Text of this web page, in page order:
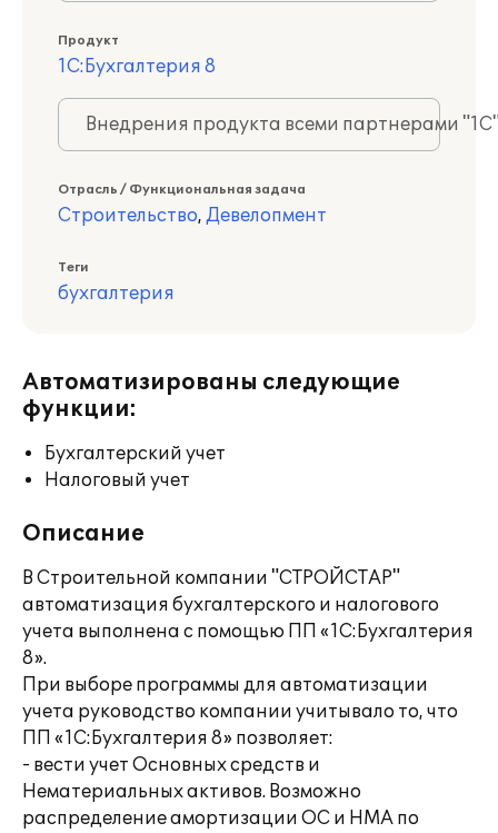
Продукт
1С:Бухгалтерия 8
Внедрения продукта всеми партнерами
Отрасль / Функциональная задача
Строительство, Девелопмент
Теги
бухгалтерия
Автоматизированы следующие
функции:
Бухгалтерский учет
Налоговый учет
Описание
В Строительной компании "СТРОЙСТАР"
автоматизация бухгалтерского и налогового
учета выполнена с помощью ПП «1С:Бухгалтерия
8».
При выборе программы для автоматизации
учета руководство компании учитывало то, что
ПП «1С:Бухгалтерия 8» позволяет:
- вести учет Основных средств и
Нематериальных активов. Возможно
распределение амортизации ОС и НМА по